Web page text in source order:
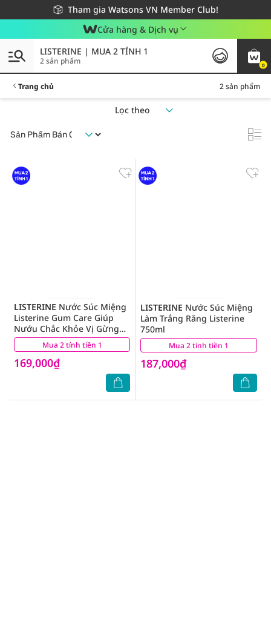
Tham gia Watsons VN Member Club!
Miễn phí giao hàng cho đơn hàng từ 249,000Đ
Giao hàng nhanh 24h - Áp dụng khu vực TP. Hồ Chí Minh
Cửa hàng & Dịch vụ
0
LISTERINE | MUA 2 TÍNH 1
2 sản phẩm
Trang chủ 2 sản phẩm
Lọc theo
Mua 2 tính tiền 1
LISTERINE Nước Súc Miệng
Listerine Gum Care Giúp
Nướu Chắc Khỏe Vị Gừng
Thảo Mộc 750ml
169,000₫
(12) Mua 2 tính tiền 1
LISTERINE Nước Súc Miệng
Làm Trắng Răng Listerine
750ml
187,000₫
(8)